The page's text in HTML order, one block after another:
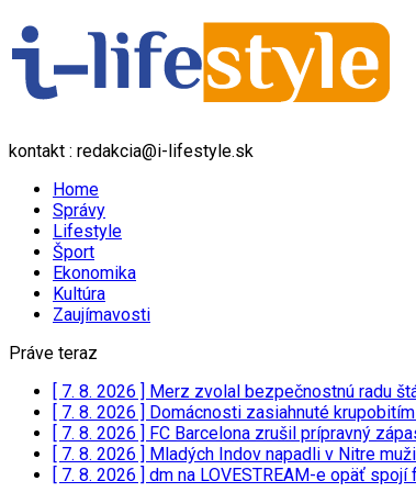
kontakt : redakcia@i-lifestyle.sk
Home
Správy
Lifestyle
Šport
Ekonomika
Kultúra
Zaujímavosti
Práve teraz
[ 7. 8. 2026 ] Merz zvolal bezpečnostnú radu
[ 7. 8. 2026 ] Domácnosti zasiahnuté
[ 7. 8. 2026 ] FC Barcelona zrušil prípravný
[ 7. 8. 2026 ] Mladých Indov napadli v Nitre
[ 7. 8. 2026 ] dm na LOVESTREAM-e opäť